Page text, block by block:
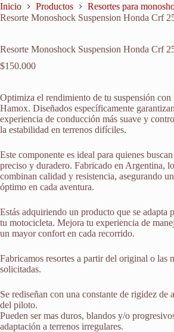
Inicio Productos
Resortes para
Resorte Monoshock Suspension Honda Crf
Resorte Monoshock Suspension Honda Crf
$150.000
Optimiza el rendimiento de tu suspensión con
Hamox. Diseñados específicamente
experiencia de conducción más suave y
la estabilidad en terrenos difíciles.
Este componente es ideal para quienes
preciso y duradero. Fabricado en Argentina,
combinan calidad y resistencia, asegurando
óptimo en cada aventura.
Estás adquiriendo un producto que se adapta
tu motocicleta. Mejora tu experiencia de
un mayor confort en cada recorrido.
Fabricamos resortes a partir del original o las
solicitadas.
Se rediseñan con una constante de rigidez de
del piloto.
Pueden ser mas duros, blandos y/o
adaptación a terrenos irregulares.